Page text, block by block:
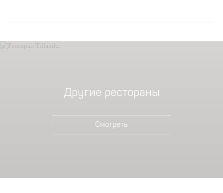
Другие рестораны
Смотреть